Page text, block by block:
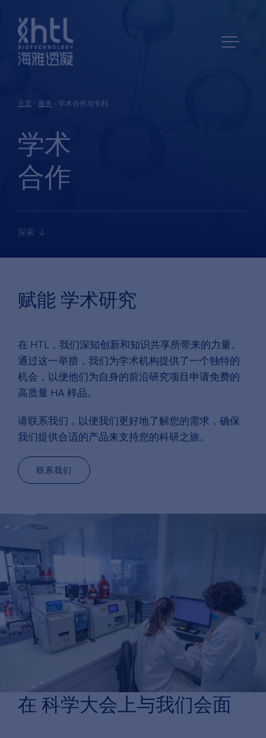
主页 - 服务 - 学术合作与专利
学术
合作
探索
赋能 学术研究
在 HTL，我们深知创新和知识共享所带来的力量。
通过这一举措，我们为学术机构提供了一个独特的
机会，以便他们为自身的前沿研究项目申请免费的
高质量 HA 样品。
请联系我们，以便我们更好地了解您的需求，确保
我们提供合适的产品来支持您的科研之旅。
联系我们
在 科学大会上与我们会面